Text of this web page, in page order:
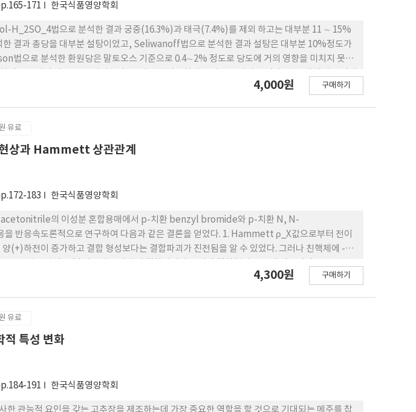
171 한국식품영양학회
H_2SO_4법으로 분석한 결과 궁중(16.3%)과 태극(7.4%)를 제외 하고는 대부분 11 ∼ 15%
법으로 분석한 환원당은 말토오스 기준으로 0.4∼2% 정도로 당도에 거의 영향을 미치지 못하
4,000원 구매하기
유료
상과 Hammett 상관관계
183 한국식품영양학회
의 이성분 혼합용매에서 p-치환 benzyl bromide와 p-치환 N, N-
반응속도론적으로 연구하여 다음과 같은 결론을 얻었다. 1. Hammett ρ_X값으로부터 전이
(+)하전이 증가하고 결합 형성보다는 결합파괴가 진전됨을 알 수 있었다. 그러나 친핵체에 -
의 치환기가 전자주게기일수록 결합형성이 작게 되고 기질의 치환기가 전자 받게기일수록 결
의 구조와 잘 일치하였다. 5. 분광용매화 피라미터식에 적용하였더니 본 반응은 용매의 편극-극
4,300원 구매하기
유료
적 특성 변화
191 한국식품영양학회